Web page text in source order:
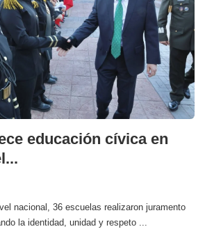
educación cívica en
nacional, 36 escuelas realizaron juramento
la identidad, unidad y respeto ...